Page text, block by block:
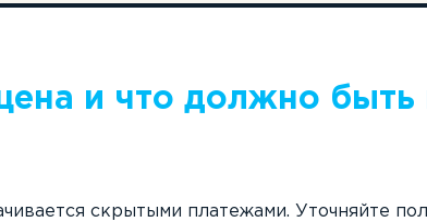
и что должно быть
скрытыми платежами. Уточняйте